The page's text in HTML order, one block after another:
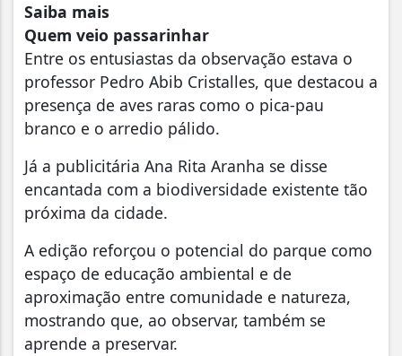
Saiba mais
Quem veio passarinhar
Entre os entusiastas da observação estava o
professor Pedro Abib Cristalles, que destacou a
presença de aves raras como o pica-pau
branco e o arredio pálido.
Já a publicitária Ana Rita Aranha se disse
encantada com a biodiversidade existente tão
próxima da cidade.
A edição reforçou o potencial do parque como
espaço de educação ambiental e de
aproximação entre comunidade e natureza,
mostrando que, ao observar, também se
aprende a preservar.